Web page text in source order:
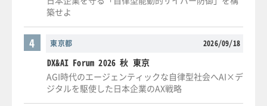
築せよ
東京都 2026/09/18
4
DX&AI Forum 2026 秋 東京
AGI時代のエージェンティックな自律型社会へAI×デ
ジタルを駆使した日本企業のAX戦略